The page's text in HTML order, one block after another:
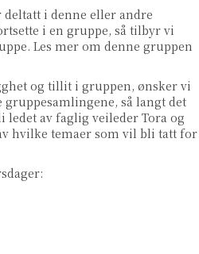
i denne eller andre
i en gruppe, så tilbyr vi
Les mer om denne gruppen
og tillit i gruppen, ønsker vi
så langt det
ledet av faglig veileder Tora og
hvilke temaer som vil bli tatt for